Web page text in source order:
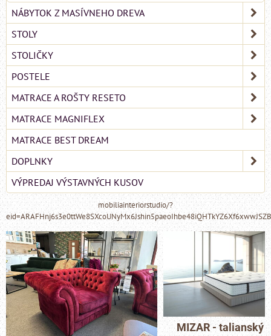
NÁBYTOK Z MASÍVNEHO DREVA
STOLY
STOLIČKY
POSTELE
MATRACE A ROŠTY RESETO
MATRACE MAGNIFLEX
MATRACE BEST DREAM
DOPLNKY
VÝPREDAJ VÝSTAVNÝCH KUSOV
mobiliainteriorstudio/?
MIZAR - talianský matrac